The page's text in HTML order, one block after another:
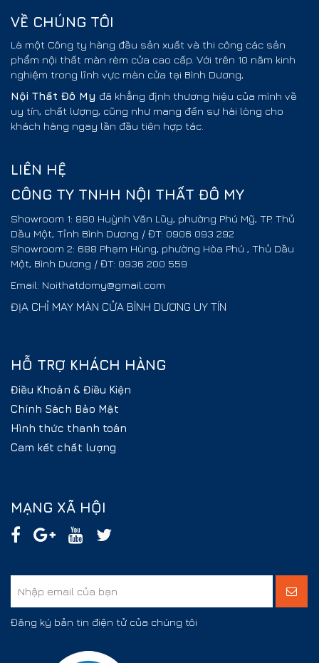
VỀ CHÚNG TÔI
Là một Công ty hàng đầu sản xuất và thi công các sản
phẩm nội thất màn rèm cửa cao cấp. Với trên 10 năm kinh
nghiệm trong lĩnh vực màn cửa tại Bình Dương,
Nội Thất Đô My đã khẳng định thương hiệu của mình về
uy tín, chất lượng, cũng như mang đến sự hài lòng cho
khách hàng ngay lần đầu tiên hợp tác.
LIÊN HỆ
CÔNG TY TNHH NỘI THẤT ĐÔ MY
Showroom 1: 880 Huỳnh Văn Lũy, phường Phú Mỹ, TP. Thủ
Dầu Một, Tỉnh Bình Dương / ĐT: 0906 093 292
Showroom 2: 688 Phạm Hùng, phường Hòa Phú , Thủ Dầu
Một, Bình Dương / ĐT: 0936 200 559
Email: Noithatdomy@gmail.com
ĐỊA CHỈ MAY MÀN CỬA BÌNH DƯƠNG UY TÍN
HỖ TRỢ KHÁCH HÀNG
Điều Khoản & Điều Kiện
Chính Sách Bảo Mật
Hình thức thanh toán
Cam kết chất lượng
MẠNG XÃ HỘI
Đăng ký bản tin điện tử của chúng tôi